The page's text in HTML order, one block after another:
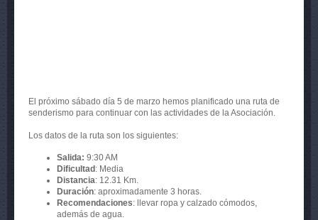
El próximo sábado día 5 de marzo hemos planificado una ruta de
senderismo para continuar con las actividades de la Asociación.
Los datos de la ruta son los siguientes:
Salida: 9:30 AM
Dificultad: Media
Distancia: 12.31 Km.
Duración: aproximadamente 3 horas.
Recomendaciones: llevar ropa y calzado cómodos,
además de agua.